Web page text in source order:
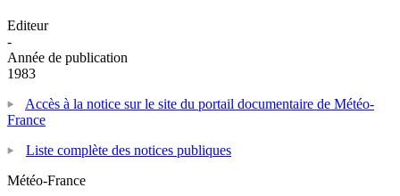
Editeur
-
Année de publication
1983
Accès à la notice sur le site du portail documentaire de Météo-
France
Liste complète des notices publiques
Météo-France